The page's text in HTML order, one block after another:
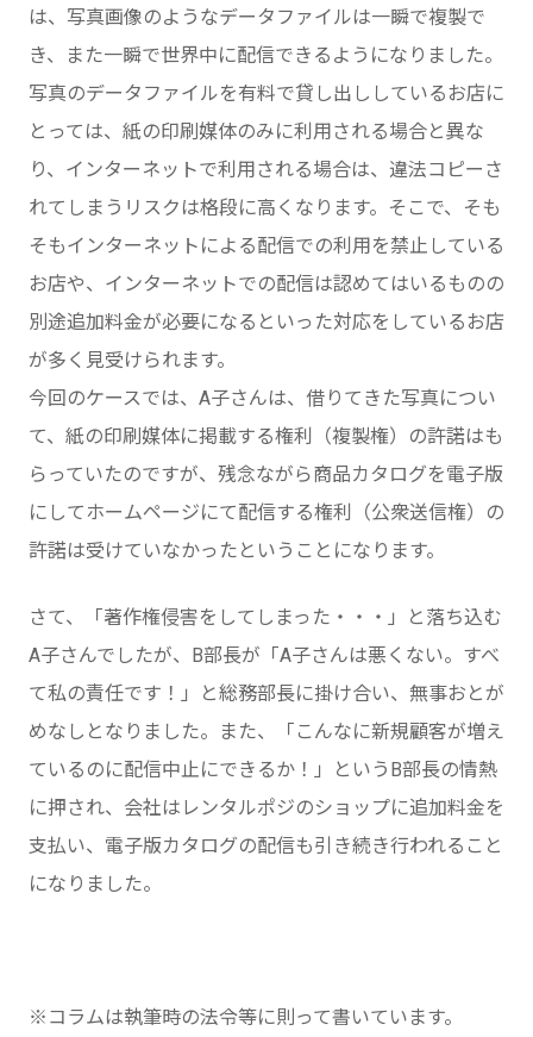
は、写真画像のようなデータファイルは一瞬で複製で
き、また一瞬で世界中に配信できるようになりました。
写真のデータファイルを有料で貸し出ししているお店に
とっては、紙の印刷媒体のみに利用される場合と異な
り、インターネットで利用される場合は、違法コピーさ
れてしまうリスクは格段に高くなります。そこで、そも
そもインターネットによる配信での利用を禁止している
お店や、インターネットでの配信は認めてはいるものの
別途追加料金が必要になるといった対応をしているお店
が多く見受けられます。
今回のケースでは、A子さんは、借りてきた写真につい
て、紙の印刷媒体に掲載する権利（複製権）の許諾はも
らっていたのですが、残念ながら商品カタログを電子版
にしてホームページにて配信する権利（公衆送信権）の
許諾は受けていなかったということになります。
さて、「著作権侵害をしてしまった・・・」と落ち込む
A子さんでしたが、B部長が「A子さんは悪くない。すべ
て私の責任です！」と総務部長に掛け合い、無事おとが
めなしとなりました。また、「こんなに新規顧客が増え
ているのに配信中止にできるか！」というB部長の情熱
に押され、会社はレンタルポジのショップに追加料金を
支払い、電子版カタログの配信も引き続き行われること
になりました。
※コラムは執筆時の法令等に則って書いています。